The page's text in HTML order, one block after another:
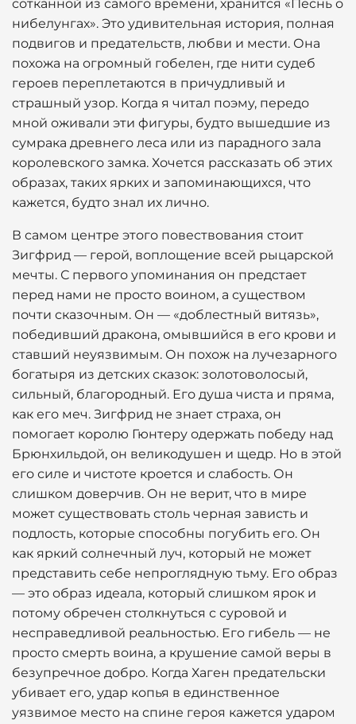
сотканной из самого времени, хранится «Песнь о
нибелунгах». Это удивительная история, полная
подвигов и предательств, любви и мести. Она
похожа на огромный гобелен, где нити судеб
героев переплетаются в причудливый и
страшный узор. Когда я читал поэму, передо
мной оживали эти фигуры, будто вышедшие из
сумрака древнего леса или из парадного зала
королевского замка. Хочется рассказать об этих
образах, таких ярких и запоминающихся, что
кажется, будто знал их лично.
В самом центре этого повествования стоит
Зигфрид — герой, воплощение всей рыцарской
мечты. С первого упоминания он предстает
перед нами не просто воином, а существом
почти сказочным. Он — «доблестный витязь»,
победивший дракона, омывшийся в его крови и
ставший неуязвимым. Он похож на лучезарного
богатыря из детских сказок: золотоволосый,
сильный, благородный. Его душа чиста и пряма,
как его меч. Зигфрид не знает страха, он
помогает королю Гюнтеру одержать победу над
Брюнхильдой, он великодушен и щедр. Но в этой
его силе и чистоте кроется и слабость. Он
слишком доверчив. Он не верит, что в мире
может существовать столь черная зависть и
подлость, которые способны погубить его. Он
как яркий солнечный луч, который не может
представить себе непроглядную тьму. Его образ
— это образ идеала, который слишком ярок и
потому обречен столкнуться с суровой и
несправедливой реальностью. Его гибель — не
просто смерть воина, а крушение самой веры в
безупречное добро. Когда Хаген предательски
убивает его, удар копья в единственное
уязвимое место на спине героя кажется ударом